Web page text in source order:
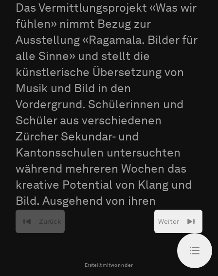
Das Vermittlungsprojekt «Was wir
fühlen» nimmt Bezug zur
Ausstellung «Ragamala. Bilder für
alle Sinne» und stellt die
künstlerische Übersetzung von
Musik und Bild in den
Vordergrund. Schülerinnen und
Schüler aus verschiedenen
Zürcher Sekundar- und
Kantonsschulen untersuchten
während mehreren Wochen das
kreative Potential von Klang und
Bild. Ausgehend von ihren
Lieblings-Orten entwickelten die
Jugendlichen mittels Sound- und
Bildsampling ihre persönlichen
Klang- und Bildcollagen.
Zurück Weiter
Erstellt mitwonnder